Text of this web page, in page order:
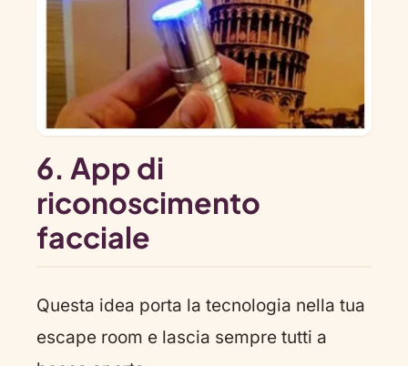
6. App di
riconoscimento
facciale
Questa idea porta la tecnologia nella tua
escape room e lascia sempre tutti a